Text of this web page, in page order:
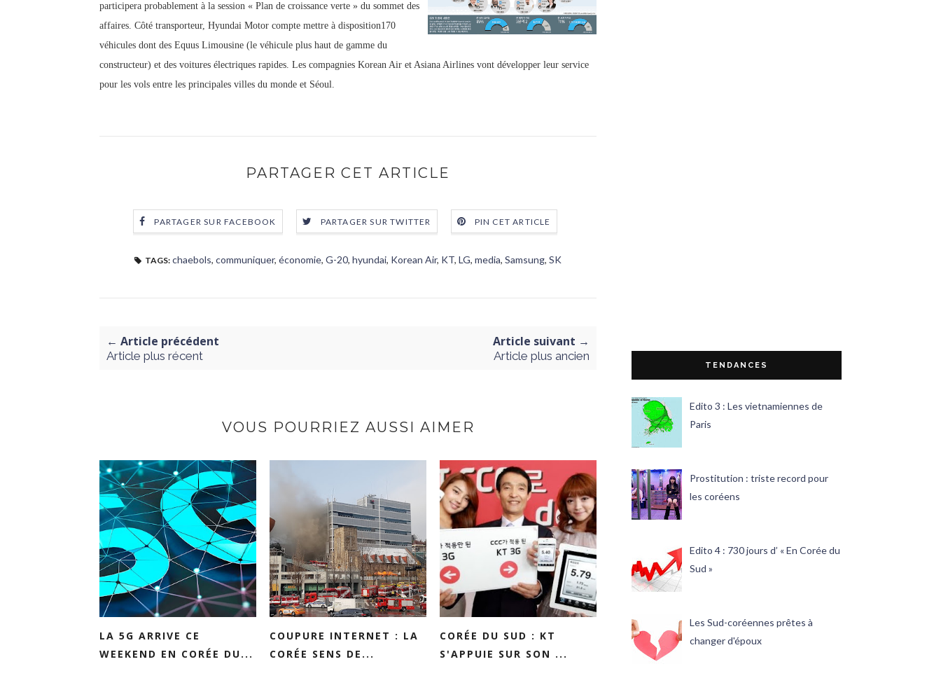
participera probablement à la session « Plan de croissance verte » du sommet des
affaires. Côté transporteur, Hyundai Motor compte mettre à disposition170
véhicules dont des Equus Limousine (le véhicule plus haut de gamme du
constructeur) et des voitures électriques rapides. Les compagnies Korean Air et Asiana Airlines vont développer leur service
pour les vols entre les principales villes du monde et Séoul.
PARTAGER CET ARTICLE
PARTAGER SUR FACEBOOK PARTAGER SUR TWITTER PIN CET ARTICLE
TAGS: chaebols, communiquer, économie, G-20, hyundai, Korean Air, KT, LG, media, Samsung, SK
← Article précédent
Article plus récent
Article suivant →
Article plus ancien
VOUS POURRIEZ AUSSI AIMER
LA 5G ARRIVE CE
WEEKEND EN CORÉE DU...
COUPURE INTERNET : LA
CORÉE SENS DE...
CORÉE DU SUD : KT
S'APPUIE SUR SON ...
TENDANCES
Edito 3 : Les vietnamiennes de
Paris
Prostitution : triste record pour
les coréens
Edito 4 : 730 jours d’ « En Corée du
Sud »
Les Sud-coréennes prêtes à
changer d'époux